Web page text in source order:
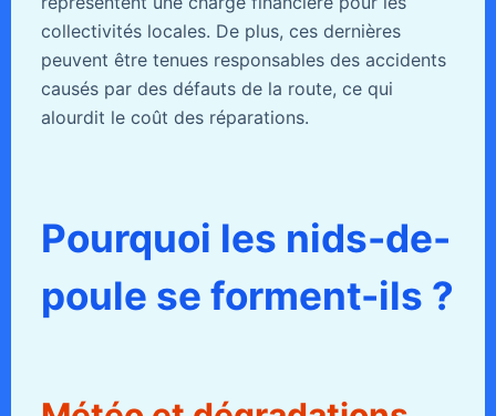
collectivités locales. De plus, ces dernières
peuvent être tenues responsables des accidents
causés par des défauts de la route, ce qui
alourdit le coût des réparations.
Pourquoi les nids-de-
poule se forment-ils ?